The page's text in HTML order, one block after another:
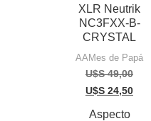
XLR Neutrik
NC3FXX-B-
CRYSTAL
AAMes de Papá
U$S49,00
U$S 24,50
Aspecto